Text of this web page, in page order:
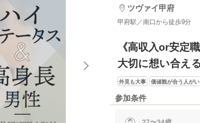
ツヴァイ甲府
甲府駅／南口から徒歩9分
《高収入or安定
大切に想い合え
外見も大事 価値観が合う人が
参加条件